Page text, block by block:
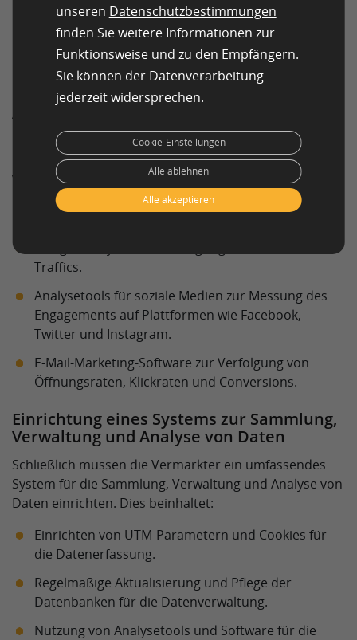
Für Produktverkäufe: Conversion Rate,
durchschnittlicher Bestellwert und Verkaufserlös.
Für das Kundenengagement: Likes, Shares,
Kommentare und Abonnementraten.
Auswahl geeigneter Tracking-Tools und -
Plattformen
Die Wahl der richtigen Tools und Plattformen hängt
von der Art der Kampagne, den gewählten KPIs und
der Zielgruppe ab. Einige Optionen können die
folgenden sein:
Traffics.
Analysetools für soziale Medien zur Messung des
Engagements auf Plattformen wie Facebook,
Twitter und Instagram.
E-Mail-Marketing-Software zur Verfolgung von
Öffnungsraten, Klickraten und Conversions.
Einrichtung eines Systems zur Sammlung,
Verwaltung und Analyse von Daten
Schließlich müssen die Vermarkter ein umfassendes
System für die Sammlung, Verwaltung und Analyse von
Daten einrichten. Dies beinhaltet:
Einrichten von UTM-Parametern und Cookies für
die Datenerfassung.
Regelmäßige Aktualisierung und Pflege der
Datenbanken für die Datenverwaltung.
Nutzung von Analysetools und Software für die
unseren Datenschutzbestimmungen
finden Sie weitere Informationen zur
Funktionsweise und zu den Empfängern.
Sie können der Datenverarbeitung
jederzeit widersprechen.
Alle akzeptieren
Alle ablehnen
Cookie-Einstellungen